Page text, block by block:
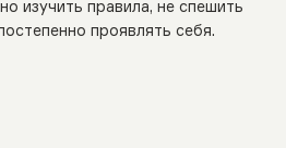
изучить правила, не спешить
проявлять себя.